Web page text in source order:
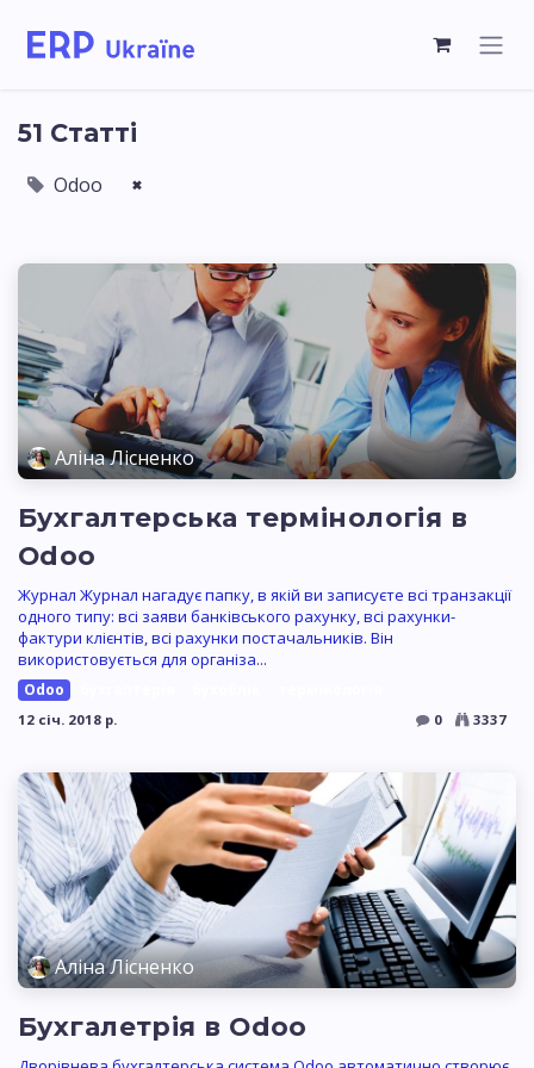
51 Статті
Odoo ×
Аліна Лісненко
Бухгалтерська термінологія в
Odoo
Журнал Журнал нагадує папку, в якій ви записуєте всі транзакції
одного типу: всі заяви банківського рахунку, всі рахунки-
фактури клієнтів, всі рахунки постачальників. Він
використовується для організа...
Odoo
12 січ. 2018 р. 0 3337
Аліна Лісненко
Бухгалетрія в Odoo